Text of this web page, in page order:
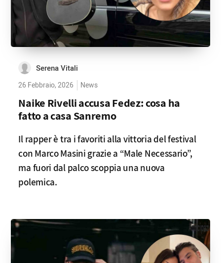
Serena Vitali
26 Febbraio, 2026 News
Naike Rivelli accusa Fedez: cosa ha
fatto a casa Sanremo
Il rapper è tra i favoriti alla vittoria del festival
con Marco Masini grazie a “Male Necessario”,
ma fuori dal palco scoppia una nuova
polemica.